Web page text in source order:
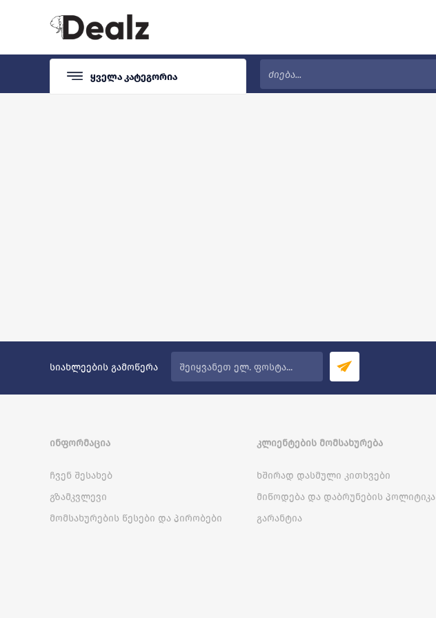
Ყველა Კატეგორია
სიახლეების გამოწერა
ᲘᲜᲤᲝᲠᲛᲐᲪᲘᲐ
ჩვენ შესახებ
გზამკვლევი
მომსახურების წესები და პირობები
ᲙᲚᲘᲔᲜᲢᲔᲑᲘᲡ ᲛᲝᲛᲡᲐᲮᲣᲠᲔᲑᲐ
ხშირად დასმული კითხვები
მიწოდება და დაბრუნების პოლიტიკა
გარანტია